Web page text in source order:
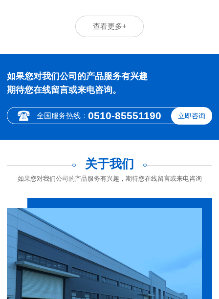
查看更多+
如果您对我们公司的产品服务有兴趣
期待您在线留言或来电咨询。
全国服务热线： 0510-85551190 立即咨询
关于我们
如果您对我们公司的产品服务有兴趣，期待您在线留言或来电咨询